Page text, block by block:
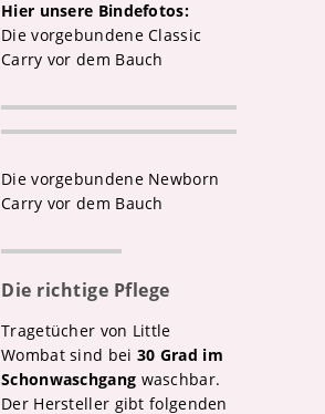
Hier unsere Bindefotos:
Die vorgebundene Classic
Carry vor dem Bauch
Die vorgebundene Newborn
Carry vor dem Bauch
Die richtige Pflege
Tragetücher von Little
Wombat sind bei 30 Grad im
Schonwaschgang waschbar.
Der Hersteller gibt folgenden